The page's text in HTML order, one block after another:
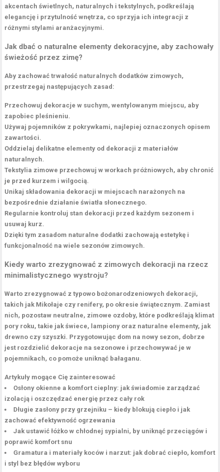
akcentach świetlnych, naturalnych i tekstylnych, podkreślają
elegancję i przytulność wnętrza, co sprzyja ich integracji z
różnymi stylami aranżacyjnymi.
Jak dbać o naturalne elementy dekoracyjne, aby zachowały
świeżość przez zimę?
Aby zachować trwałość naturalnych dodatków zimowych,
przestrzegaj następujących zasad:
Przechowuj dekoracje w suchym, wentylowanym miejscu, aby
zapobiec pleśnieniu.
Używaj pojemników z pokrywkami, najlepiej oznaczonych opisem
zawartości.
Oddzielaj delikatne elementy od dekoracji z materiałów
naturalnych.
Tekstylia zimowe przechowuj w workach próżniowych, aby chronić
je przed kurzem i wilgocią.
Unikaj składowania dekoracji w miejscach narażonych na
bezpośrednie działanie światła słonecznego.
Regularnie kontroluj stan dekoracji przed każdym sezonem i
usuwaj kurz.
Dzięki tym zasadom naturalne dodatki zachowają estetykę i
funkcjonalność na wiele sezonów zimowych.
Kiedy warto zrezygnować z zimowych dekoracji na rzecz
minimalistycznego wystroju?
Warto zrezygnować z typowo bożonarodzeniowych dekoracji,
takich jak Mikołaje czy renifery, po okresie świątecznym. Zamiast
nich, pozostaw neutralne, zimowe ozdoby, które podkreślają klimat
pory roku, takie jak świece, lampiony oraz naturalne elementy, jak
drewno czy szyszki. Przygotowując dom na nowy sezon, dobrze
jest rozdzielić dekoracje na sezonowe i przechowywać je w
pojemnikach, co pomoże uniknąć bałaganu.
Artykuły mogące Cię zainteresować
Osłony okienne a komfort cieplny: jak świadomie zarządzać
izolacją i oszczędzać energię przez cały rok
Długie zasłony przy grzejniku – kiedy blokują ciepło i jak
zachować efektywność ogrzewania
Jak ustawić łóżko w chłodnej sypialni, by uniknąć przeciągów i
poprawić komfort snu
Gramatura i materiały koców i narzut: jak dobrać ciepło, komfort
i styl bez błędów wyboru